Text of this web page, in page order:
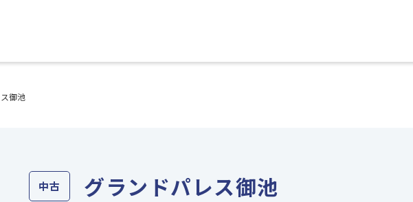
御池
中古 グランドパレス御池